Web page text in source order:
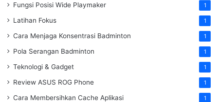
Fungsi Posisi Wide Playmaker 1
Latihan Fokus 1
Cara Menjaga Konsentrasi Badminton 1
Pola Serangan Badminton 1
Teknologi & Gadget 1
Review ASUS ROG Phone 1
Cara Membersihkan Cache Aplikasi 1